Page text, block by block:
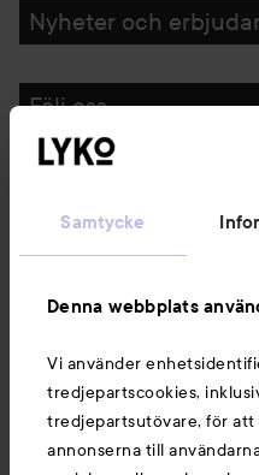
Samtycke
Denna webbplats
Vi använder
tredjepartscookies,
tredjepartsutövare, för att
annonserna till
Nyheter och
Följ oss
Du kanske också